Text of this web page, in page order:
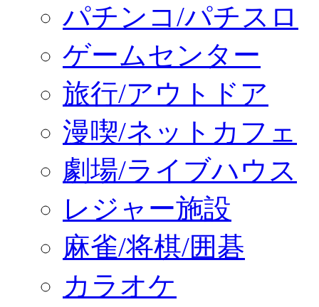
パチンコ/パチスロ
ゲームセンター
旅行/アウトドア
漫喫/ネットカフェ
劇場/ライブハウス
レジャー施設
麻雀/将棋/囲碁
カラオケ